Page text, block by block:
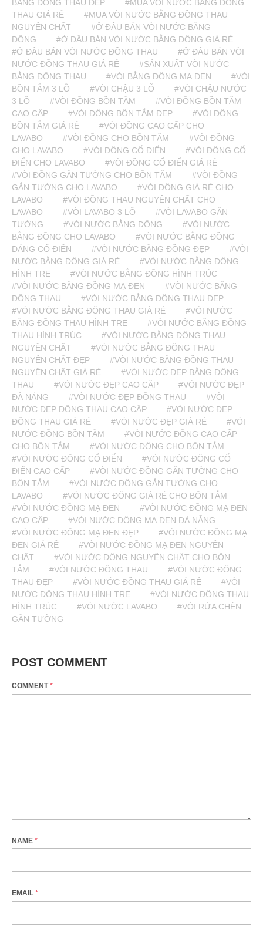
BẰNG ĐỒNG THAU ĐẸP
#MUA VÒI NƯỚC BẰNG ĐỒNG
THAU GIÁ RẺ
#MUA VÒI NƯỚC BẰNG ĐỒNG THAU
NGUYÊN CHẤT
#Ở ĐÂU BÁN VÒI NƯỚC BẰNG
ĐỒNG
#Ở ĐÂU BÁN VÒI NƯỚC BẰNG ĐỒNG GIÁ RẺ
#Ở ĐÂU BÁN VÒI NƯỚC ĐỒNG THAU
#Ở ĐÂU BÁN VÒI
NƯỚC ĐỒNG THAU GIÁ RẺ
#SẢN XUẤT VÒI NƯỚC
BẰNG ĐỒNG THAU
#VÒI BẰNG ĐỒNG MẠ ĐEN
#VÒI
BỒN TẮM 3 LỖ
#VÒI CHẬU 3 LỖ
#VÒI CHẬU NƯỚC
3 LỖ
#VÒI ĐỒNG BỒN TẮM
#VÒI ĐỒNG BỒN TẮM
CAO CẤP
#VÒI ĐỒNG BỒN TẮM ĐẸP
#VÒI ĐỒNG
BỒN TẮM GIÁ RẺ
#VÒI ĐỒNG CAO CẤP CHO
LAVABO
#VÒI ĐỒNG CHO BỒN TẮM
#VÒI ĐỒNG
CHO LAVABO
#VÒI ĐỒNG CỔ ĐIỂN
#VÒI ĐỒNG CỔ
ĐIỂN CHO LAVABO
#VÒI ĐỒNG CỔ ĐIỂN GIÁ RẺ
#VÒI ĐỒNG GẮN TƯỜNG CHO BỒN TẮM
#VÒI ĐỒNG
GẮN TƯỜNG CHO LAVABO
#VÒI ĐỒNG GIÁ RẺ CHO
LAVABO
#VÒI ĐỒNG THAU NGUYÊN CHẤT CHO
LAVABO
#VÒI LAVABO 3 LỖ
#VÒI LAVABO GẮN
TƯỜNG
#VÒI NƯỚC BẰNG ĐỒNG
#VÒI NƯỚC
BẰNG ĐỒNG CHO LAVABO
#VÒI NƯỚC BẰNG ĐỒNG
DÁNG CỔ ĐIỂN
#VÒI NƯỚC BẰNG ĐỒNG ĐẸP
#VÒI
NƯỚC BẰNG ĐỒNG GIÁ RẺ
#VÒI NƯỚC BẰNG ĐỒNG
HÌNH TRE
#VÒI NƯỚC BẰNG ĐỒNG HÌNH TRÚC
#VÒI NƯỚC BẰNG ĐỒNG MẠ ĐEN
#VÒI NƯỚC BẰNG
ĐỒNG THAU
#VÒI NƯỚC BẰNG ĐỒNG THAU ĐẸP
#VÒI NƯỚC BẰNG ĐỒNG THAU GIÁ RẺ
#VÒI NƯỚC
BẰNG ĐỒNG THAU HÌNH TRE
#VÒI NƯỚC BẰNG ĐỒNG
THAU HÌNH TRÚC
#VÒI NƯỚC BẰNG ĐỒNG THAU
NGUYÊN CHẤT
#VÒI NƯỚC BẰNG ĐỒNG THAU
NGUYÊN CHẤT ĐẸP
#VÒI NƯỚC BẰNG ĐỒNG THAU
NGUYÊN CHẤT GIÁ RẺ
#VÒI NƯỚC ĐẸP BẰNG ĐỒNG
THAU
#VÒI NƯỚC ĐẸP CAO CẤP
#VÒI NƯỚC ĐẸP
ĐÀ NẴNG
#VÒI NƯỚC ĐẸP ĐỒNG THAU
#VÒI
NƯỚC ĐẸP ĐỒNG THAU CAO CẤP
#VÒI NƯỚC ĐẸP
ĐỒNG THAU GIÁ RẺ
#VÒI NƯỚC ĐẸP GIÁ RẺ
#VÒI
NƯỚC ĐỒNG BỒN TẮM
#VÒI NƯỚC ĐỒNG CAO CẤP
CHO BỒN TẮM
#VÒI NƯỚC ĐỒNG CHO BỒN TẮM
#VÒI NƯỚC ĐỒNG CỔ ĐIỂN
#VÒI NƯỚC ĐỒNG CỔ
ĐIỂN CAO CẤP
#VÒI NƯỚC ĐỒNG GẮN TƯỜNG CHO
BỒN TẮM
#VÒI NƯỚC ĐỒNG GẮN TƯỜNG CHO
LAVABO
#VÒI NƯỚC ĐỒNG GIÁ RẺ CHO BỒN TẮM
#VÒI NƯỚC ĐỒNG MẠ ĐEN
#VÒI NƯỚC ĐỒNG MẠ ĐEN
CAO CẤP
#VÒI NƯỚC ĐỒNG MẠ ĐEN ĐÀ NẴNG
#VÒI NƯỚC ĐỒNG MẠ ĐEN ĐẸP
#VÒI NƯỚC ĐỒNG MẠ
ĐEN GIÁ RẺ
#VÒI NƯỚC ĐỒNG MẠ ĐEN NGUYÊN
CHẤT
#VÒI NƯỚC ĐỒNG NGUYÊN CHẤT CHO BỒN
TẮM
#VÒI NƯỚC ĐỒNG THAU
#VÒI NƯỚC ĐỒNG
THAU ĐẸP
#VÒI NƯỚC ĐỒNG THAU GIÁ RẺ
#VÒI
NƯỚC ĐỒNG THAU HÌNH TRE
#VÒI NƯỚC ĐỒNG THAU
HÌNH TRÚC
#VÒI NƯỚC LAVABO
#VÒI RỬA CHÉN
GẮN TƯỜNG
POST COMMENT
COMMENT*
NAME *
EMAIL *